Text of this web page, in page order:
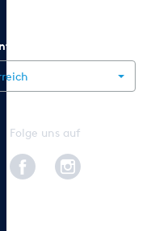
Folge uns auf